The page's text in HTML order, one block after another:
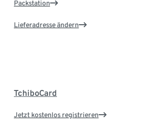
Packstation
Lieferadresse ändern
TchiboCard
Jetzt kostenlos registrieren